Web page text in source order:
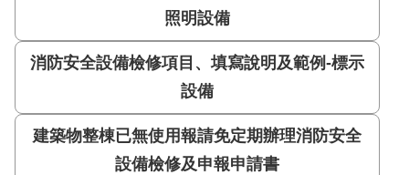
導
教
下
載
照明設備
消防安全設備檢修項目、填寫說明及範例-標示
設備
建築物整棟已無使用報請免定期辦理消防安全
設備檢修及申報申請書